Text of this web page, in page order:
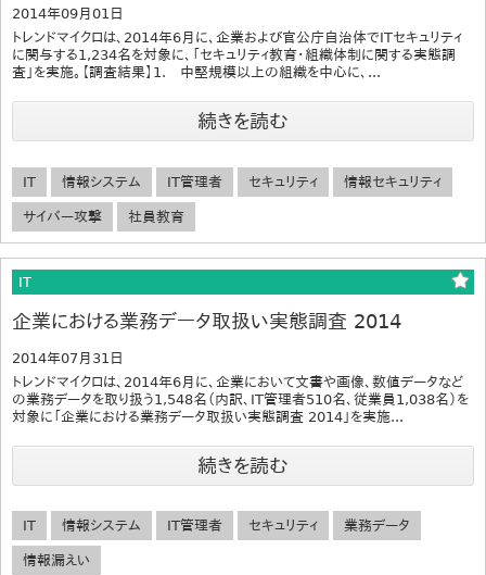
2014年09月01日
トレンドマイクロは、2014年6月に、企業および官公庁自治体でITセキュリティ
に関与する1,234名を対象に、「セキュリティ教育・組織体制に関する実態調
査」を実施。【調査結果】1. 中堅規模以上の組織を中心に、...
続きを読む
IT 情報システム IT管理者 セキュリティ 情報セキュリティ
サイバー攻撃 社員教育
IT
企業における業務データ取扱い実態調査 2014
2014年07月31日
トレンドマイクロは、2014年6月に、企業において文書や画像、数値データなど
の業務データを取り扱う1,548名（内訳、IT管理者510名、従業員1,038名）を
対象に「企業における業務データ取扱い実態調査 2014」を実施...
続きを読む
IT 情報システム IT管理者 セキュリティ 業務データ
情報漏えい